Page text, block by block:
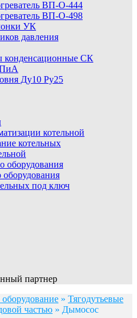
ВП-О-444
ВП-О-498
УК
давления
конденсационные СК
Ду10 Ру25
котельной
котельных
оборудования
оборудования
под ключ
партнер
» Тягодутьевые
частью » Дымосос